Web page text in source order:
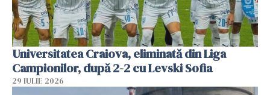
Universitatea Craiova, eliminată din Liga
Campionilor, după 2-2 cu Levski Sofia
29 IULIE 2026